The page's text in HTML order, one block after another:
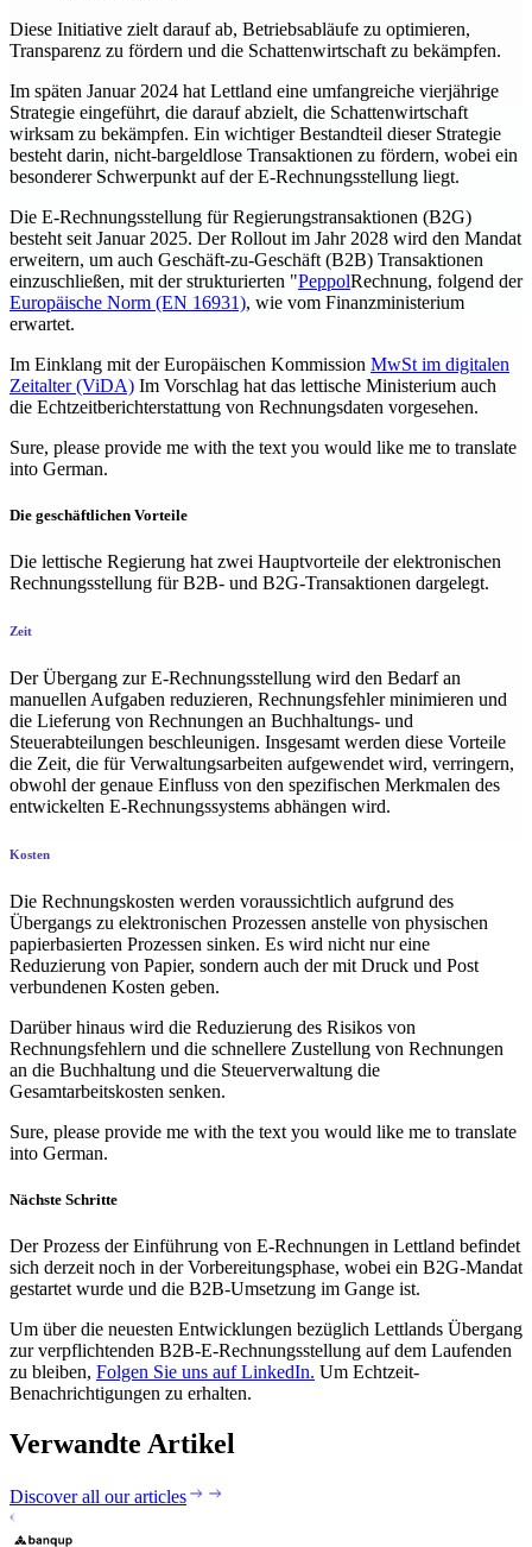
Diese Initiative zielt darauf ab, Betriebsabläufe zu optimieren,
Transparenz zu fördern und die Schattenwirtschaft zu bekämpfen.
Im späten Januar 2024 hat Lettland eine umfangreiche vierjährige
Strategie eingeführt, die darauf abzielt, die Schattenwirtschaft
wirksam zu bekämpfen. Ein wichtiger Bestandteil dieser Strategie
besteht darin, nicht-bargeldlose Transaktionen zu fördern, wobei ein
besonderer Schwerpunkt auf der E-Rechnungsstellung liegt.
Die E-Rechnungsstellung für Regierungstransaktionen (B2G)
besteht seit Januar 2025. Der Rollout im Jahr 2028 wird den Mandat
erweitern, um auch Geschäft-zu-Geschäft (B2B) Transaktionen
einzuschließen, mit der strukturierten "PeppolRechnung, folgend der
Europäische Norm (EN 16931), wie vom Finanzministerium
erwartet.
Im Einklang mit der Europäischen Kommission MwSt im digitalen
Zeitalter (ViDA) Im Vorschlag hat das lettische Ministerium auch
die Echtzeitberichterstattung von Rechnungsdaten vorgesehen.
Sure, please provide me with the text you would like me to translate
into German.
Die geschäftlichen Vorteile
Die lettische Regierung hat zwei Hauptvorteile der elektronischen
Rechnungsstellung für B2B- und B2G-Transaktionen dargelegt.
Zeit
Der Übergang zur E-Rechnungsstellung wird den Bedarf an
manuellen Aufgaben reduzieren, Rechnungsfehler minimieren und
die Lieferung von Rechnungen an Buchhaltungs- und
Steuerabteilungen beschleunigen. Insgesamt werden diese Vorteile
die Zeit, die für Verwaltungsarbeiten aufgewendet wird, verringern,
obwohl der genaue Einfluss von den spezifischen Merkmalen des
entwickelten E-Rechnungssystems abhängen wird.
Kosten
Die Rechnungskosten werden voraussichtlich aufgrund des
Übergangs zu elektronischen Prozessen anstelle von physischen
papierbasierten Prozessen sinken. Es wird nicht nur eine
Reduzierung von Papier, sondern auch der mit Druck und Post
verbundenen Kosten geben.
Darüber hinaus wird die Reduzierung des Risikos von
Rechnungsfehlern und die schnellere Zustellung von Rechnungen
an die Buchhaltung und die Steuerverwaltung die
Gesamtarbeitskosten senken.
Sure, please provide me with the text you would like me to translate
into German.
Nächste Schritte
Der Prozess der Einführung von E-Rechnungen in Lettland befindet
sich derzeit noch in der Vorbereitungsphase, wobei ein B2G-Mandat
gestartet wurde und die B2B-Umsetzung im Gange ist.
Um über die neuesten Entwicklungen bezüglich Lettlands Übergang
zur verpflichtenden B2B-E-Rechnungsstellung auf dem Laufenden
zu bleiben, Folgen Sie uns auf LinkedIn. Um Echtzeit-
Benachrichtigungen zu erhalten.
Verwandte Artikel
Discover all our articles